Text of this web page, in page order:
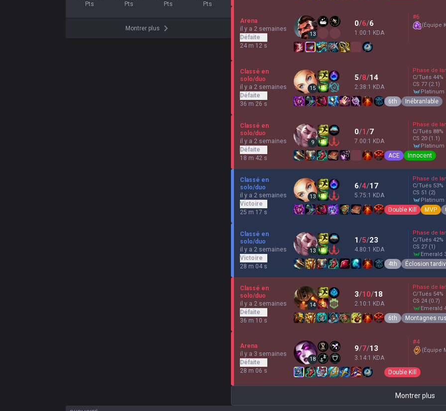
Pts
Pts
Pts
Pts
Montrer plus
Arena
il y a 2 semaines
Défaite
24 m 12 s
13
0/6/6
1.00:1 KDA
#6
(Équipe
Classé en
solo/duo
il y a 2 semaines
Défaite
36 m 26 s
15
5/8/14
2.38:1 KDA
Phase de
C/Tués 44%
CS 77 (2.1)
platinum
6th Inébranlable
Classé en
solo/duo
il y a 2 semaines
Défaite
18 m 42 s
9
0/1/7
7.00:1 KDA
Phase de
C/Tués 88%
CS 20 (1.1)
platinum
ACE Innocent
Classé en
solo/duo
il y a 2 semaines
Victoire
25 m 17 s
13
6/4/17
5.75:1 KDA
Phase de
C/Tués 53%
CS 51 (2)
platinum
Double Kill MVP
Classé en
solo/duo
il y a 2 semaines
Victoire
28 m 04 s
13
1/5/23
4.80:1 KDA
Phase de
C/Tués 42%
CS 27 (1)
emerald
4th Éclosion
Classé en
solo/duo
il y a 2 semaines
Défaite
36 m 10 s
14
3/10/18
2.10:1 KDA
Phase de
C/Tués 54%
CS 24 (0.7)
emerald
6th Montagnes
Arena
il y a 3 semaines
Défaite
28 m 06 s
18
9/7/13
3.14:1 KDA
#4
(Équipe
Double Kill
Montrer plus